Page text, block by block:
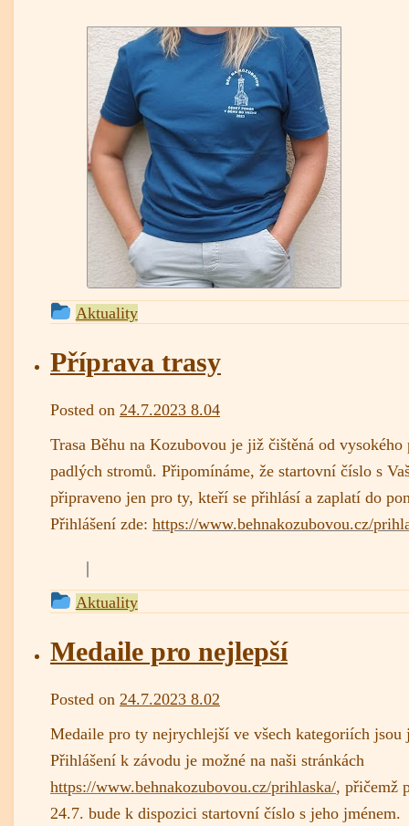
This
was
posted
Aktuality
Příprava trasy
Posted on 24.7.2023 8.04
Trasa Běhu na Kozubovou je již čištěná od vysokého
padlých stromů. Připomínáme, že startovní číslo s
připraveno jen pro ty, kteří se přihlásí a zaplatí do
Přihlášení zde: https://www.behnakozubovou.cz/
This
was
posted
Aktuality
Medaile pro nejlepší
Posted on 24.7.2023 8.02
Medaile pro ty nejrychlejší ve všech kategoriích jsou
Přihlášení k závodu je možné na naši stránkách
https://www.behnakozubovou.cz/prihlaska/, přičemž
24.7. bude k dispozici startovní číslo s jeho jménem.